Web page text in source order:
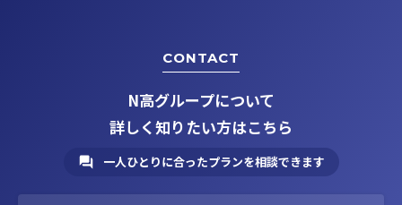
CONTACT
N高グループについて
詳しく知りたい方はこちら
一人ひとりに合ったプランを相談できます